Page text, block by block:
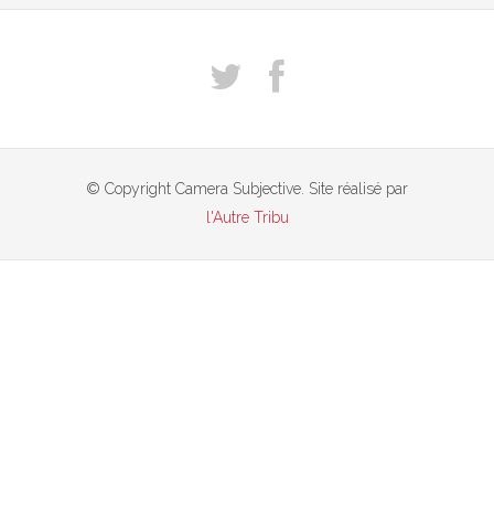
© Copyright Camera Subjective. Site réalisé par
l'Autre Tribu